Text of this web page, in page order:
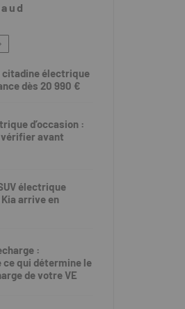
citadine électrique
dès 20 990 €
d’occasion :
vérifier avant
électrique
arrive en
:
ce qui détermine le
de votre VE